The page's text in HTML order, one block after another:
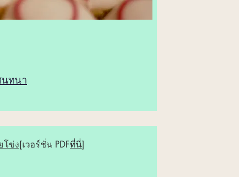
ทนา
โข่ง[เวอร์ชั่น PDFที่นี่]